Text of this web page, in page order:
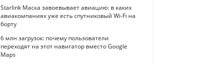
Starlink Маска завоевывает авиацию: в каких
авиакомпаниях уже есть спутниковый Wi-Fi на
борту
6 млн загрузок: почему пользователи
переходят на этот навигатор вместо Google
Maps